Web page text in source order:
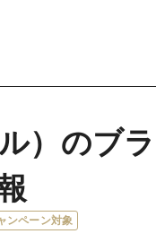
）のブ
ンペーン対象